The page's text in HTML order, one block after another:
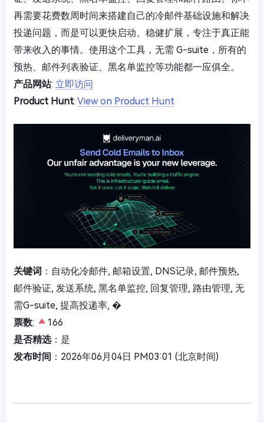
再需要花费数周时间来搭建自己的冷邮件基础设施和解决
投递问题，而是可以更快启动、稳健扩展，专注于真正能
带来收入的事情。使用这个工具，无需 G-suite，所有的
预热、邮件列表验证、黑名单监控等功能都一应俱全。
产品网站: 立即访问
Product Hunt: View on Product Hunt
关键词 ：自动化冷邮件, 邮箱设置, DNS记录, 邮件预热,
邮件验证, 发送系统, 黑名单监控, 回复管理, 路由管理, 无
需G-suite, 提高投递率, �
票数:
166
是否精选：是
发布时间 ：2026年06月04日 PM03:01 (北京时间)